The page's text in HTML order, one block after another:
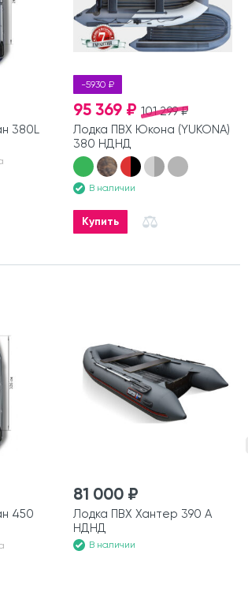
380L
-5930 ₽
101 299 ₽
95 369 ₽
Лодка ПВХ Юкона (YUKONA)
380 НДНД
В наличии
Купить
450
81 000 ₽
Лодка ПВХ Хантер 390 А
НДНД
В наличии